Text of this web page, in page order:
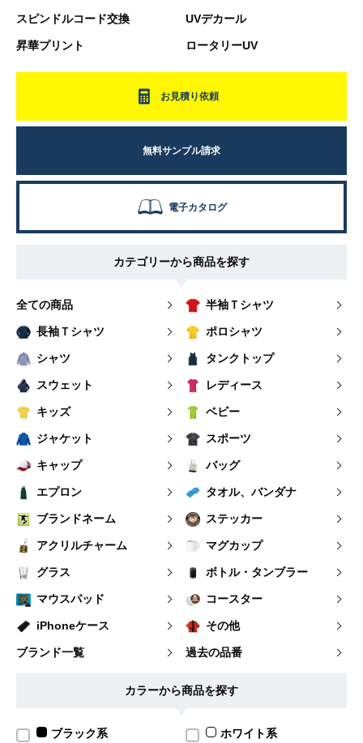
スピンドルコード交換 UVデカール
昇華プリント ロータリーUV
お見積り依頼
無料サンプル請求
電子カタログ
カテゴリーから商品を探す
全ての商品 半袖Ｔシャツ
長袖Ｔシャツ ポロシャツ
シャツ タンクトップ
スウェット レディース
キッズ ベビー
ジャケット スポーツ
キャップ バッグ
エプロン タオル、バンダナ
ブランドネーム ステッカー
アクリルチャーム マグカップ
グラス ボトル・タンブラー
マウスパッド コースター
iPhoneケース その他
ブランド一覧 過去の品番
カラーから商品を探す
ブラック系 ホワイト系